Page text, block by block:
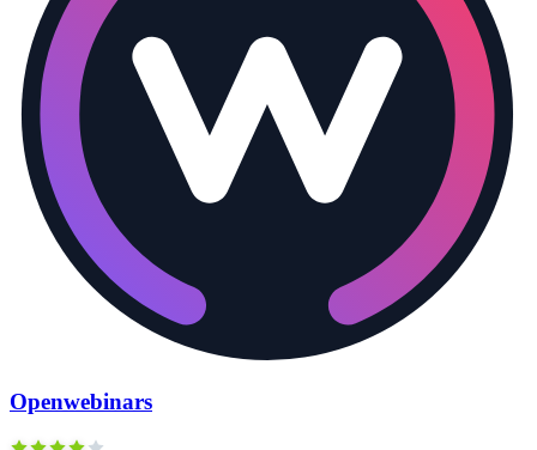
Openwebinars